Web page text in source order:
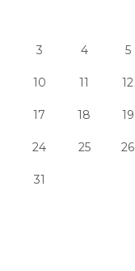
3 4 5
10 11 12
17 18 19
24 25 26
31